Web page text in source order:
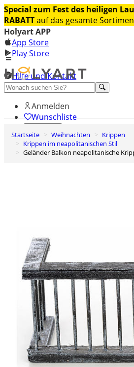
Special zum Fest des heiligen
RABATTauf das gesamte
Holyart APP
App Store
Play Store
Hilfe und Kontakt
Entdecken Sie Premium
Anmelden
Wunschliste
0
Warenkorb
Startseite Weihnachten
Krippen
Krippen im neapolitanischen Stil
Geländer Balkon neapolitanische